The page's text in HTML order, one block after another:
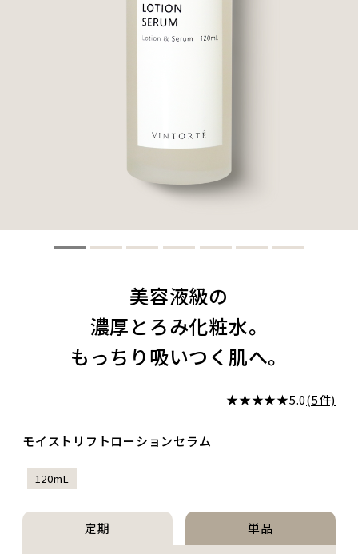
美容液級の
濃厚とろみ化粧水。
もっちり吸いつく肌へ。
★★★★★5.0(5件)
モイストリフトローションセラム
120mL
定期 単品